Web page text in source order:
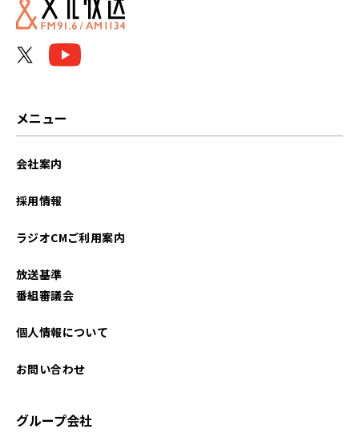
メニュー
会社案内
採用情報
ラジオCMご利用案内
放送基準
番組審議会
個人情報について
お問い合わせ
グループ会社